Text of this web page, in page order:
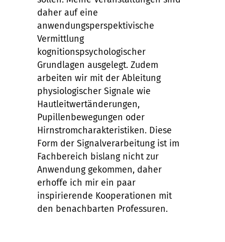
daher auf eine
anwendungsperspektivische
Vermittlung
kognitionspsychologischer
Grundlagen ausgelegt. Zudem
arbeiten wir mit der Ableitung
physiologischer Signale wie
Hautleitwertänderungen,
Pupillenbewegungen oder
Hirnstromcharakteristiken. Diese
Form der Signalverarbeitung ist im
Fachbereich bislang nicht zur
Anwendung gekommen, daher
erhoffe ich mir ein paar
inspirierende Kooperationen mit
den benachbarten Professuren.